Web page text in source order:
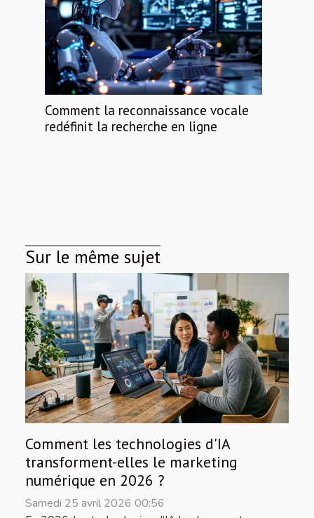
Comment la reconnaissance vocale
redéfinit la recherche en ligne
Sur le même sujet
Comment les technologies d'IA
transforment-elles le marketing
numérique en 2026 ?
Samedi 25 avril 2026 00:56